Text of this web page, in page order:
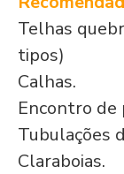
Telhas
tipos)
Calhas.
Encontro de
Tubulações
Claraboias.